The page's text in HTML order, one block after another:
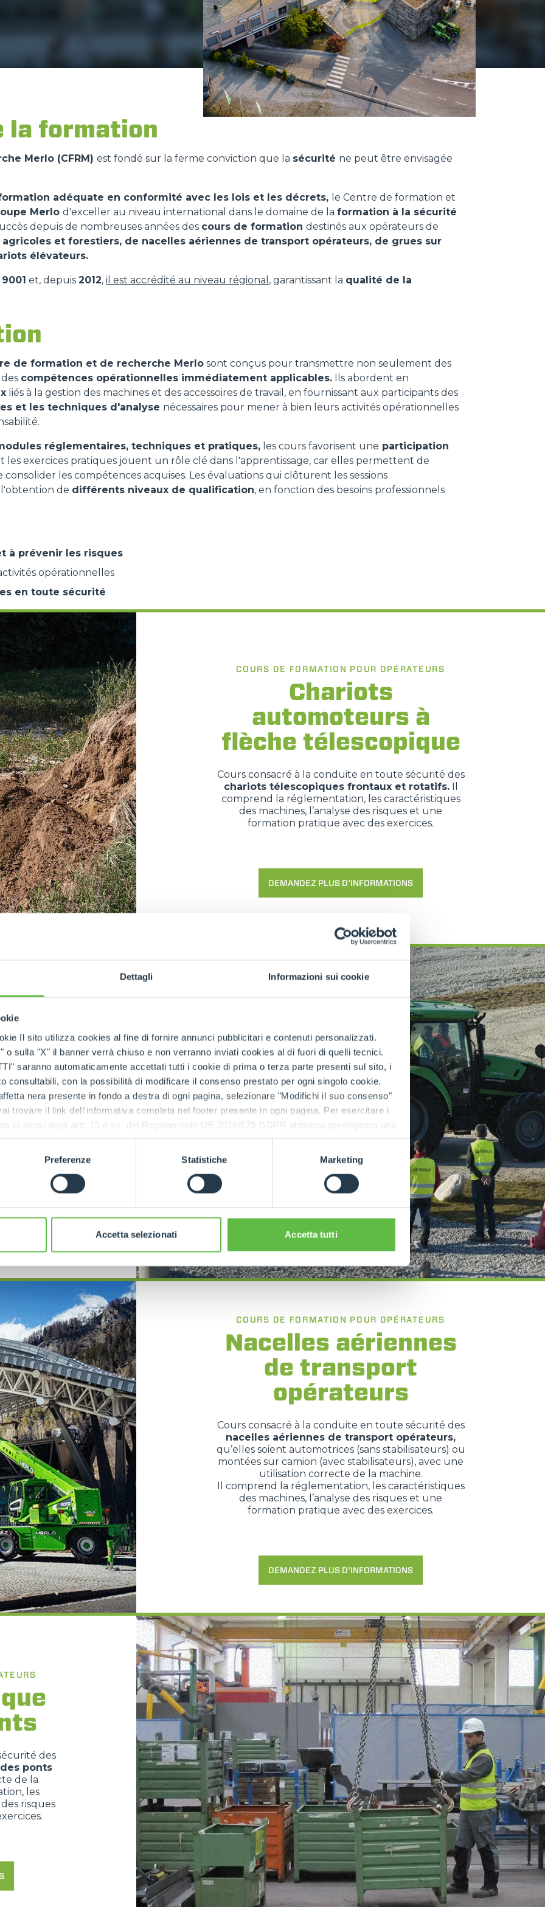
Dettagli Informazioni sui cookie
Il sito utilizza cookies al fine di fornire annunci pubblicitari e contenuti personalizzati.
o sulla "X" il banner verrà chiuso e non verranno inviati cookies al di fuori di quelli tecnici.
saranno automaticamente accettati tutti i cookie di prima o terza parte presenti sul sito, i
consultabili, con la possibilità di modificare il consenso prestato per ogni singolo cookie.
nera presente in fondo a destra di ogni pagina, selezionare "Modifichi il suo consenso"
trovare il link dell'informativa completa nel footer presente in ogni pagina. Per esercitare i
ai sensi degli artt. 15 e ss. del Regolamento UE 2016/679 GDPR abbiamo predisposto una
Preferenze Statistiche Marketing
Accetta selezionati Accetta tutti
CROCHETS
PLATE-FORMES
SPECIAL
la formation
Merlo (CFRM) est fondé sur la ferme conviction que la sécurité ne peut être envisagée
adéquate en conformité avec les lois et les décrets, le Centre de formation et
Merlo d'exceller au niveau international dans le domaine de la formation à la sécurité
depuis de nombreuses années des cours de formation destinés aux opérateurs de
et forestiers, de nacelles aériennes de transport opérateurs, de grues sur
élévateurs.
et, depuis 2012, il est accrédité au niveau régional , garantissant la qualité de la
de formation et de recherche Merlo sont conçus pour transmettre non seulement des
des compétences opérationnelles immédiatement applicables. Ils abordent en
liés à la gestion des machines et des accessoires de travail, en fournissant aux participants des
et les techniques d'analyse nécessaires pour mener à bien leurs activités opérationnelles
réglementaires, techniques et pratiques, les cours favorisent une participation
les exercices pratiques jouent un rôle clé dans l'apprentissage, car elles permettent de
consolider les compétences acquises. Les évaluations qui clôturent les sessions
de différents niveaux de qualification, en fonction des besoins professionnels
à prévenir les risques
opérationnelles
en toute sécurité
COURS DE FORMATION POUR OPÉRATEURS
Chariots
automoteurs à
flèche télescopique
Cours consacré à la conduite en toute sécurité des
chariots télescopiques frontaux et rotatifs.Il
comprend la réglementation, les caractéristiques
des machines, l’analyse des risques et une
formation pratique avec des exercices.
DEMANDEZ PLUS D'INFORMATIONS
et
des
et
risques
COURS DE FORMATION POUR OPÉRATEURS
Nacelles aériennes
de transport
opérateurs
Cours consacré à la conduite en toute sécurité des
nacelles aériennes de transport opérateurs,
qu’elles soient automotrices (sans stabilisateurs) ou
montées sur camion (avec stabilisateurs), avec une
utilisation correcte de la machine.
Il comprend la réglementation, les caractéristiques
des machines, l’analyse des risques et une
formation pratique avec des exercices.
DEMANDEZ PLUS D'INFORMATIONS
des
ponts
de la
les
risques